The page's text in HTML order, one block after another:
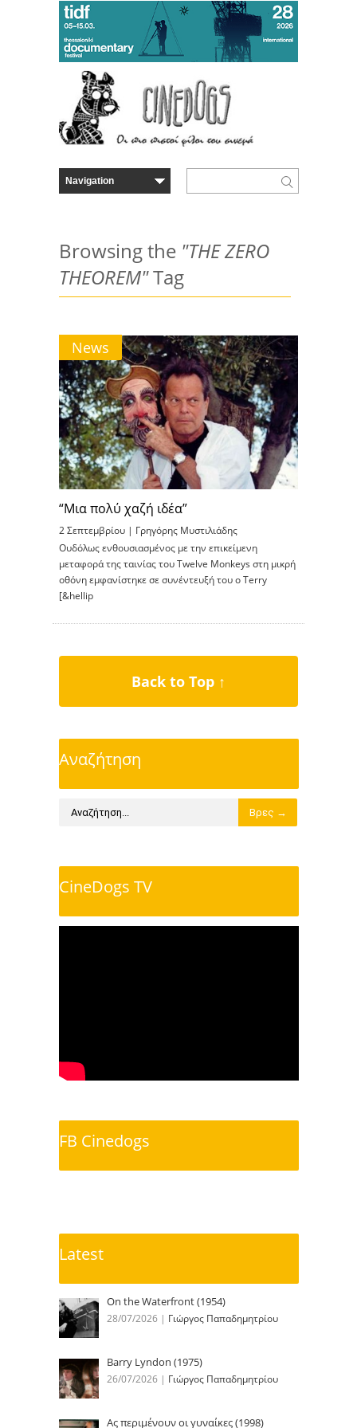
Browsing the "THE ZERO
THEOREM"Tag
News
“Μια πολύ χαζή ιδέα”
2 Σεπτεμβρίου | Γρηγόρης Μυστιλιάδης
Ουδόλως ενθουσιασμένος με την επικείμενη
μεταφορά της ταινίας του Twelve Monkeys στη μικρή
οθόνη εμφανίστηκε σε συνέντευξή του ο Terry
[&hellip
Back to Top ↑
Αναζήτηση
CineDogs TV
FB Cinedogs
Latest
On the Waterfront (1954)
28/07/2026 | Γιώργος Παπαδημητρίου
Barry Lyndon (1975)
26/07/2026 | Γιώργος Παπαδημητρίου
Ας περιμένουν οι γυναίκες (1998)